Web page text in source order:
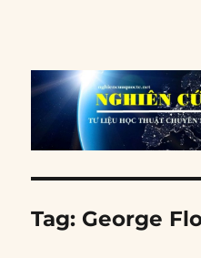
Tag: George